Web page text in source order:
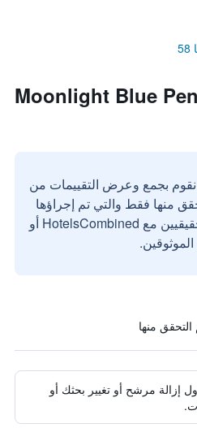
نقوم بجمع وعرض التقييمات من
منها فقط والتي تم إجراؤها
بواسطة مستخدمين حقيقيين مع HotelsCombined أو
إزالة مرشح أو تغيير بحثك أو